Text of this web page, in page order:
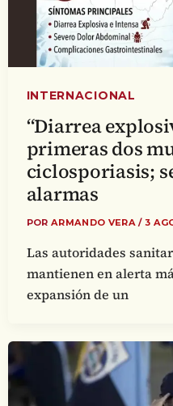
INTERNACIONAL
“Diarrea
primeras dos
ciclosporiasis;
alarmas
POR ARMANDO VERA/ 3
Las autoridades
mantienen en alerta
expansión de un